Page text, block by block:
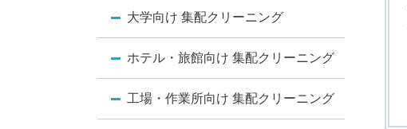
大学向け 集配クリーニング
ホテル・旅館向け 集配クリーニング
工場・作業所向け 集配クリーニング